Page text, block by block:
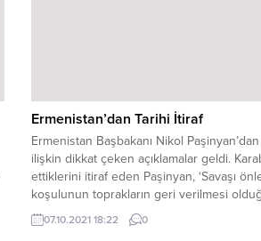
Ermenistan’dan Tarihi İtiraf
Ermenistan Başbakanı Nikol Paşinyan’dan
ilişkin dikkat çeken açıklamalar geldi.
ettiklerini itiraf eden Paşinyan, ‘Savaşı
koşulunun toprakların geri verilmesi
anlaşılmalıdır. Bu yüzden Karabağ’ı geri
kaldık’ dedi. Azerbaycan ordusu,
07.10.2021 18:22 0